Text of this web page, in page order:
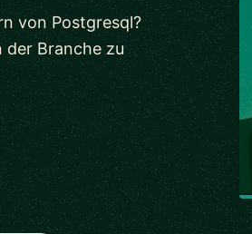
von Postgresql?
der Branche zu